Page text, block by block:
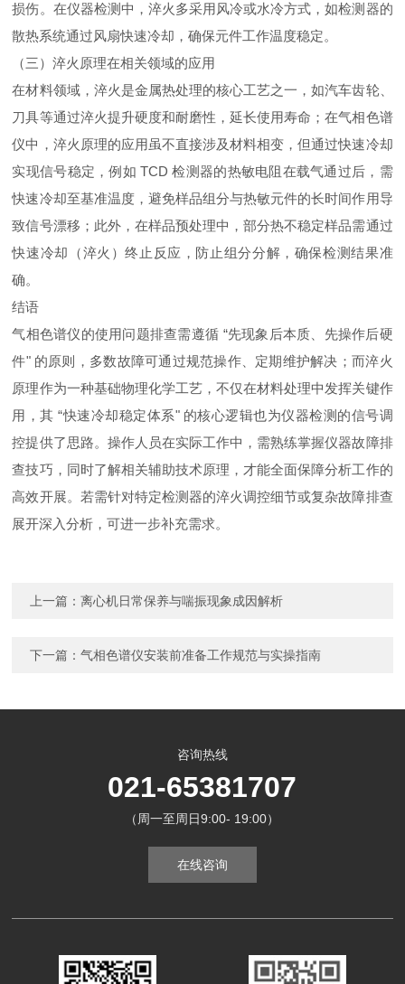
损伤。在仪器检测中，淬火多采用风冷或水冷方式，如检测器的
散热系统通过风扇快速冷却，确保元件工作温度稳定。
（三）淬火原理在相关领域的应用
在材料领域，淬火是金属热处理的核心工艺之一，如汽车齿轮、
刀具等通过淬火提升硬度和耐磨性，延长使用寿命；在气相色谱
仪中，淬火原理的应用虽不直接涉及材料相变，但通过快速冷却
实现信号稳定，例如 TCD 检测器的热敏电阻在载气通过后，需
快速冷却至基准温度，避免样品组分与热敏元件的长时间作用导
致信号漂移；此外，在样品预处理中，部分热不稳定样品需通过
快速冷却（淬火）终止反应，防止组分分解，确保检测结果准
确。
结语
气相色谱仪的使用问题排查需遵循 “先现象后本质、先操作后硬
件" 的原则，多数故障可通过规范操作、定期维护解决；而淬火
原理作为一种基础物理化学工艺，不仅在材料处理中发挥关键作
用，其 “快速冷却稳定体系" 的核心逻辑也为仪器检测的信号调
控提供了思路。操作人员在实际工作中，需熟练掌握仪器故障排
查技巧，同时了解相关辅助技术原理，才能全面保障分析工作的
高效开展。若需针对特定检测器的淬火调控细节或复杂故障排查
展开深入分析，可进一步补充需求。
上一篇：离心机日常保养与喘振现象成因解析
下一篇：气相色谱仪安装前准备工作规范与实操指南
咨询热线
021-65381707
（周一至周日9:00- 19:00）
在线咨询